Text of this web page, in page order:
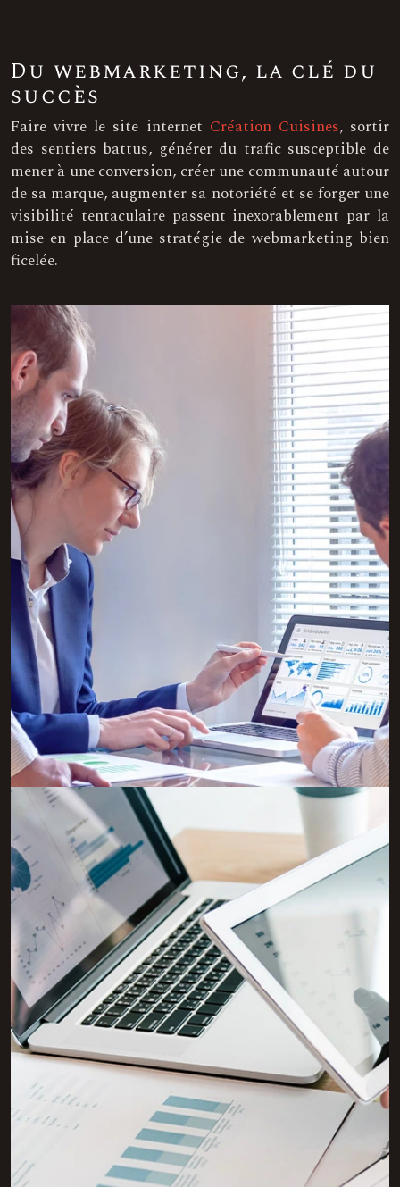
Du webmarketing, la clé du
succès
Faire vivre le site internet Création Cuisines, sortir
des sentiers battus, générer du trafic susceptible de
mener à une conversion, créer une communauté autour
de sa marque, augmenter sa notoriété et se forger une
visibilité tentaculaire passent inexorablement par la
mise en place d’une stratégie de webmarketing bien
ficelée.